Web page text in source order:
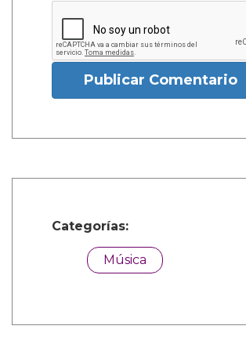
Publicar Comentario
Categorías:
Música